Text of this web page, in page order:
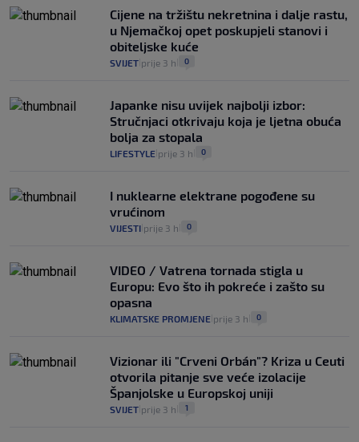
Cijene na tržištu nekretnina i dalje rastu,
u Njemačkoj opet poskupjeli stanovi i
obiteljske kuće
SVIJET prije 3 h 0
Japanke nisu uvijek najbolji izbor:
Stručnjaci otkrivaju koja je ljetna obuća
bolja za stopala
LIFESTYLE prije 3 h 0
I nuklearne elektrane pogođene su
vrućinom
VIJESTI prije 3 h 0
VIDEO / Vatrena tornada stigla u
Europu: Evo što ih pokreće i zašto su
opasna
KLIMATSKE PROMJENE prije 3 h 0
Vizionar ili "Crveni Orbán"? Kriza u Ceuti
otvorila pitanje sve veće izolacije
Španjolske u Europskoj uniji
SVIJET prije 3 h 1